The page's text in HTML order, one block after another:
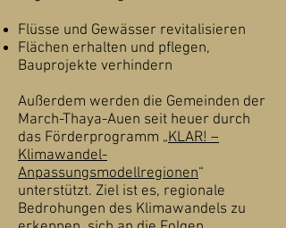
Flüsse und Gewässer revitalisieren
Flächen erhalten und pflegen,
Bauprojekte verhindern
Außerdem werden die Gemeinden der
March-Thaya-Auen seit heuer durch
das Förderprogramm „KLAR! –
Klimawandel-
Anpassungsmodellregionen“
unterstützt. Ziel ist es, regionale
Bedrohungen des Klimawandels zu